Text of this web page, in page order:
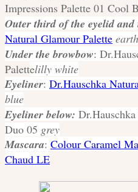
Impressions Palette 01 Cool
Outer third of the eyelid and
Natural Glamour Palette
Under the browbow:
Palettelilly white
Eyeliner: Dr.Hauschka
blue
Eyeliner below:
Duo 05 grey
Mascara: Colour Caramel
Chaud LE